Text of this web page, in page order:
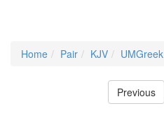
Home Pair KJV UMGreek
Previous